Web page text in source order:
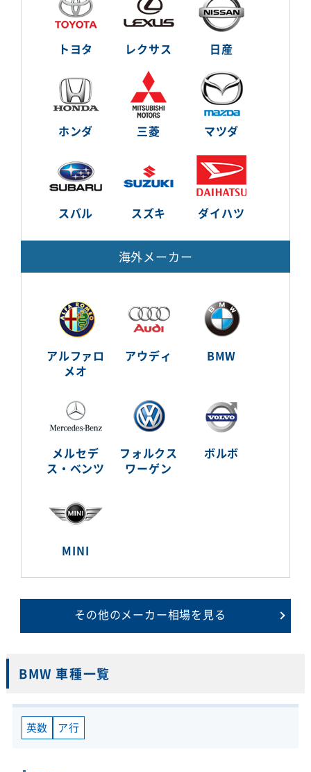
トヨタ レクサス 日産
ホンダ 三菱 マツダ
スバル スズキ ダイハツ
海外メーカー
アルファロ
メオ
アウディ BMW
メルセデ
ス・ベンツ
フォルクス
ワーゲン
ボルボ
MINI
その他のメーカー相場を見る
BMW 車種一覧
英数 ア行